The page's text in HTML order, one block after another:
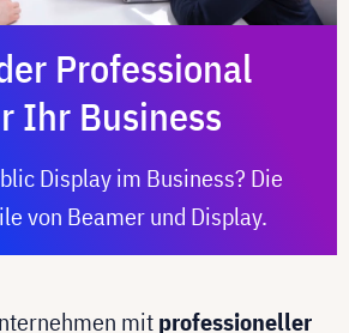
Professional
Ihr Business
Display im Business? Die
von Beamer und Display.
mitprofessioneller